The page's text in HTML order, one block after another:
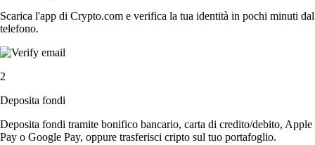
Scarica l'app di Crypto.com e verifica la tua identità in pochi minuti dal
telefono.
2
Deposita fondi
Deposita fondi tramite bonifico bancario, carta di credito/debito, Apple
Pay o Google Pay, oppure trasferisci cripto sul tuo portafoglio.